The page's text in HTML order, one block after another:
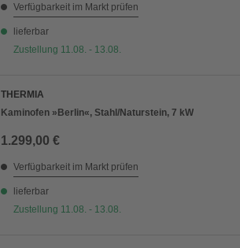
Verfügbarkeit im Markt prüfen
lieferbar
Zustellung 11.08. - 13.08.
THERMIA
Kaminofen »Berlin«, Stahl/Naturstein, 7 kW
1.299,00 €
Verfügbarkeit im Markt prüfen
lieferbar
Zustellung 11.08. - 13.08.